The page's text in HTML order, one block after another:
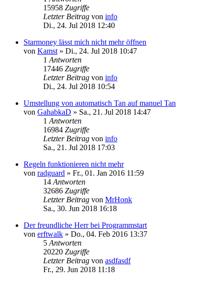
15958 Zugriffe
Letzter Beitrag von info
Di., 24. Jul 2018 12:40
Starmoney lässt mich nicht mehr öffnen
von Kamst » Di., 24. Jul 2018 10:47
1 Antworten
17446 Zugriffe
Letzter Beitrag von info
Di., 24. Jul 2018 10:54
Umstellung von automatisch Tan auf manuel Tan
von GahabkaD » Sa., 21. Jul 2018 14:47
1 Antworten
16984 Zugriffe
Letzter Beitrag von info
Sa., 21. Jul 2018 17:03
Regeln funktionieren nicht mehr
von radguard » Fr., 01. Jan 2016 11:59
14 Antworten
32686 Zugriffe
Letzter Beitrag von MrHonk
Sa., 30. Jun 2018 16:18
Der freundliche Herr bei Programmstart
von erftwalk » Do., 04. Feb 2016 13:37
5 Antworten
20220 Zugriffe
Letzter Beitrag von asdfasdf
Fr., 29. Jun 2018 11:18